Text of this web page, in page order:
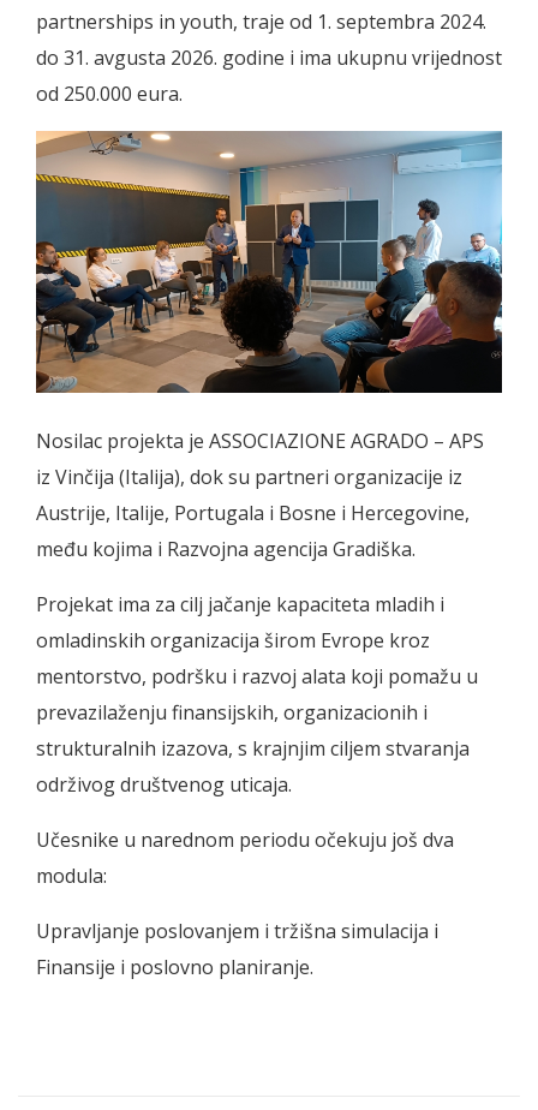
partnerships in youth, traje od 1. septembra 2024.
do 31. avgusta 2026. godine i ima ukupnu vrijednost
od 250.000 eura.
Nosilac projekta je ASSOCIAZIONE AGRADO – APS
iz Vinčija (Italija), dok su partneri organizacije iz
Austrije, Italije, Portugala i Bosne i Hercegovine,
među kojima i Razvojna agencija Gradiška.
Projekat ima za cilj jačanje kapaciteta mladih i
omladinskih organizacija širom Evrope kroz
mentorstvo, podršku i razvoj alata koji pomažu u
prevazilaženju finansijskih, organizacionih i
strukturalnih izazova, s krajnjim ciljem stvaranja
održivog društvenog uticaja.
Učesnike u narednom periodu očekuju još dva
modula:
Upravljanje poslovanjem i tržišna simulacija i
Finansije i poslovno planiranje.